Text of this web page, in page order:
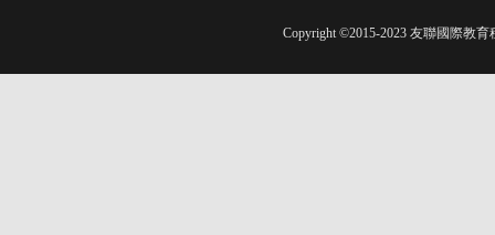
Copyright ©2015-2023 友聯國際教